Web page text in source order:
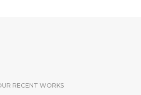
RECENT WORKS